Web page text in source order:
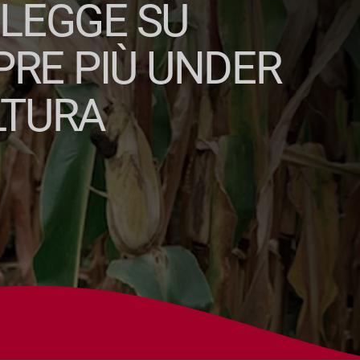
SU
PIÙ UNDER